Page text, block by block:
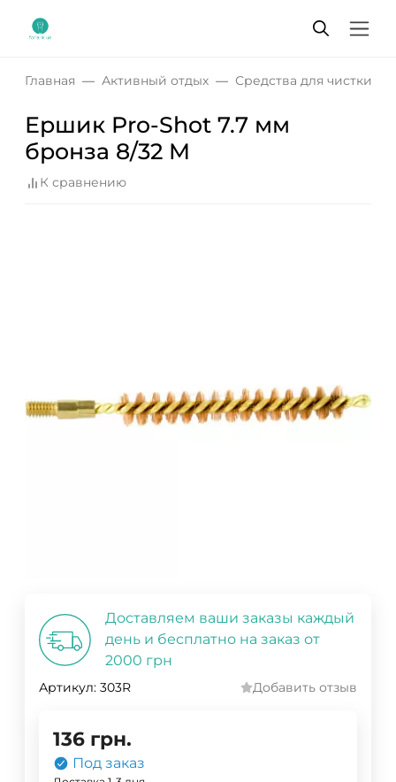
Главная Активный отдых Средства для чистки
Ершик Pro-Shot 7.7 мм
бронза 8/32 M
К сравнению
Доставляем ваши заказы каждый
день и бесплатно на заказ от
2000 грн
Артикул: 303R Добавить отзыв
136 грн.
Под заказ